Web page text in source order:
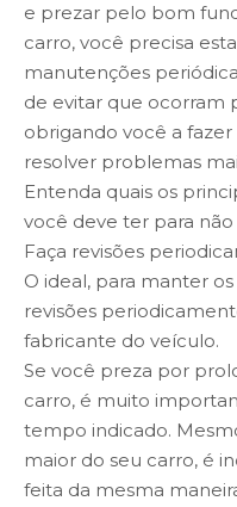
e prezar pelo bom
carro, você precisa
manutenções
de evitar que ocorram
obrigando você a
resolver problemas
Entenda quais os
você deve ter para
Faça revisões
O ideal, para manter
revisões
fabricante do veículo.
Se você preza por
carro, é muito
tempo indicado.
maior do seu carro, é
feita da mesma